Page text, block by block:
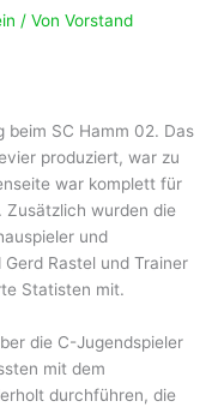
/ Von Vorstand
beim SC Hamm 02. Das
produziert, war zu
war komplett für
Zusätzlich wurden die
und
Rastel und Trainer
Statisten mit.
die C-Jugendspieler
mit dem
durchführen, die